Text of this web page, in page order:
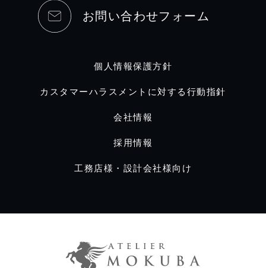
お問い合わせフォーム
個人情報保護方針
カスタマーハラスメントに対する行動指針
会社情報
採用情報
工務店様・設計会社様向け